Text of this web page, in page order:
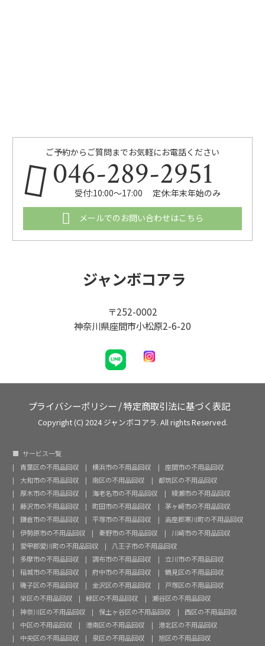
ご予約からご質問までお気軽にお電話ください
046-289-2951
受付:10:00～17:00 定休:年末年始のみ
メールでのお問い合わせはこちら
ジャンボコアラ
〒252-0002
神奈川県座間市小松原2-6-20
プライバシーポリシー /特定商取引法に基づく表記
Copyright (C) 2024 ジャンボコアラ. All rights Reserved.
サービス一覧
青葉区の不用品回収
横浜市の不用品回収
座間市の不用品回収
大和市の不用品回収
南区の不用品回収
都筑区の不用品回収
厚木市の不用品回収
海老名市の不用品回収
綾瀬市の不用品回収
藤沢市の不用品回収
町田市の不用品回収
茅ヶ崎市の不用品回収
鎌倉市の不用品回収
平塚市の不用品回収
高座郡寒川町の不用品回収
伊勢原市の不用品回収
秦野市の不用品回収
川崎市の不用品回収
愛甲郡愛川町の不用品回収
八王子市の不用品回収
多摩市の不用品回収
調布市の不用品回収
立川市の不用品回収
稲城市の不用品回収
府中市の不用品回収
鶴見区の不用品回収
磯子区の不用品回収
金沢区の不用品回収
戸塚区の不用品回収
栄区の不用品回収
緑区の不用品回収
瀬谷区の不用品回収
神奈川区の不用品回収
保土ヶ谷区の不用品回収
西区の不用品回収
中区の不用品回収
港南区の不用品回収
港北区の不用品回収
中央区の不用品回収
泉区の不用品回収 旭区の不用品回収